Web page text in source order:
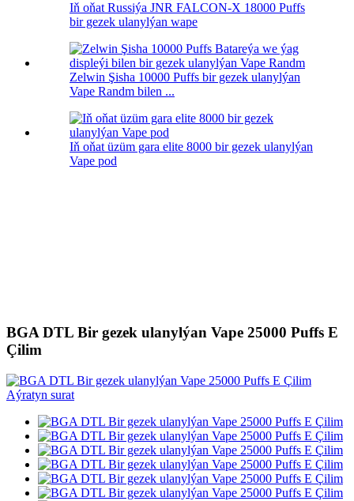
Iň oňat Russiýa JNR FALCON-X 18000 Puffs
bir gezek ulanylýan wape
Zelwin Şisha 10000 Puffs bir gezek ulanylýan
Vape Randm bilen ...
Iň oňat üzüm gara elite 8000 bir gezek ulanylýan
Vape pod
BGA DTL Bir gezek ulanylýan Vape 25000 Puffs E
Çilim